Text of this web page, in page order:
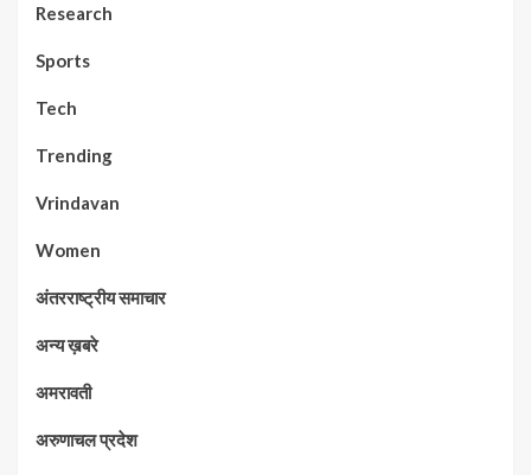
Research
Sports
Tech
Trending
Vrindavan
Women
अंतरराष्ट्रीय समाचार
अन्य ख़बरे
अमरावती
अरुणाचल प्रदेश